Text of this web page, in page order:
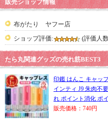
販売ショップ情報
布がたり ヤフー店
ショップ評価:
(評価人
たら丸関連グッズの売れ筋BEST3
印鑑 はんこ キャッ
インティ J9 朱肉不
れ ポイント消化 ポ
販売価格：740円